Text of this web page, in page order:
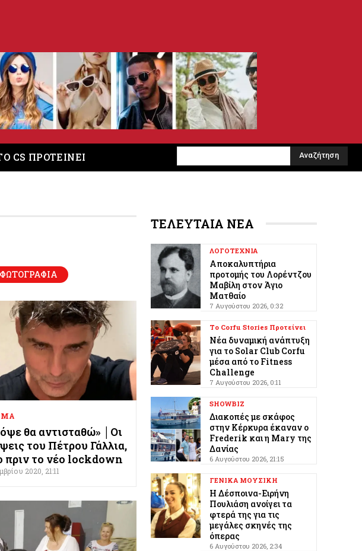
CS ΠΡΟΤΕΙΝΕΙ Αναζήτηση
ΦΩΤΟΓΡΑΦΙΑ
θα αντισταθώ» │Οι
του Πέτρου Γάλλια,
πριν το νέο lockdown
2020, 21:11
ΤΕΛΕΥΤΑΙΑ ΝΕΑ
ΛΟΓΟΤΕΧΝΙΑ
Αποκαλυπτήρια
προτομής του Λορέντζου
Μαβίλη στον Άγιο
Ματθαίο
7 Αυγούστου 2026, 0:32
Το Corfu Stories Προτείνει
Νέα δυναμική ανάπτυξη
για το Solar Club Corfu
μέσα από το Fitness
Challenge
7 Αυγούστου 2026, 0:11
SHOWBIZ
Διακοπές με σκάφος
στην Κέρκυρα έκαναν ο
Frederik και η Mary της
Δανίας
6 Αυγούστου 2026, 21:15
ΓΕΝΙΚΑ ΜΟΥΣΙΚΗ
Η Δέσποινα-Ειρήνη
Πουλιάση ανοίγει τα
φτερά της για τις
μεγάλες σκηνές της
όπερας
6 Αυγούστου 2026, 2:34